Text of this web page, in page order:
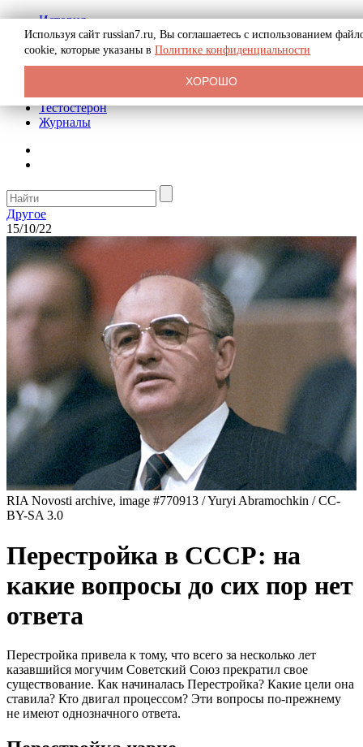
История
Биография
Криминал
Реклама на сайте
Тестостерон
Журналы
Другое
15/10/22
RIA Novosti archive, image #770913 / Yuryi Abramochkin / CC-
BY-SA 3.0
Перестройка в СССР: на
какие вопросы до сих пор нет
ответа
Перестройка привела к тому, что всего за несколько лет
казавшийся могучим Советский Союз прекратил свое
существование. Как начиналась Перестройка? Какие цели она
ставила? Кто двигал процессом? Эти вопросы по-прежнему
не имеют однозначного ответа.
Используя сайт russian7.ru, Вы соглашаетесь с использованием
cookie, которые указаны в Политике конфиденциальности
ХОРОШО